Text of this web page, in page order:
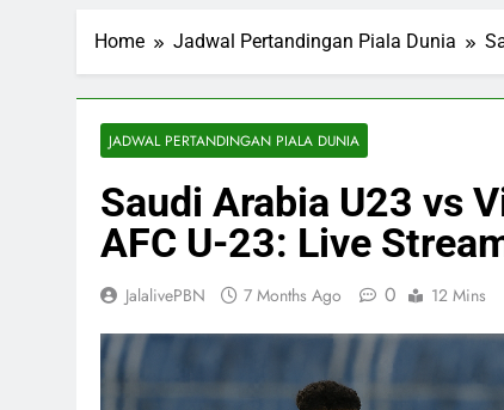
Home Jadwal Pertandingan Piala Dunia
JADWAL PERTANDINGAN PIALA DUNIA
Saudi Arabia U23 vs
AFC U-23: Live
JalalivePBN 7 Months Ago 0 12 Mins